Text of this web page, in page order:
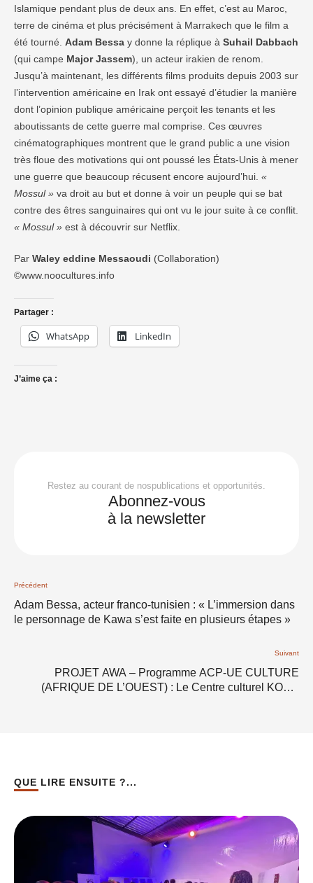
Islamique pendant plus de deux ans. En effet, c’est au Maroc,
terre de cinéma et plus précisément à Marrakech que le film a
été tourné. Adam Bessa y donne la réplique à Suhail Dabbach
(qui campe Major Jassem), un acteur irakien de renom.
Jusqu’à maintenant, les différents films produits depuis 2003 sur
l’intervention américaine en Irak ont essayé d’étudier la manière
dont l’opinion publique américaine perçoit les tenants et les
aboutissants de cette guerre mal comprise. Ces œuvres
cinématographiques montrent que le grand public a une vision
très floue des motivations qui ont poussé les États-Unis à mener
une guerre que beaucoup récusent encore aujourd’hui. «
Mossul » va droit au but et donne à voir un peuple qui se bat
contre des êtres sanguinaires qui ont vu le jour suite à ce conflit.
« Mossul » est à découvrir sur Netflix.
Par Waley eddine Messaoudi (Collaboration)
©www.noocultures.info
Partager :
WhatsApp LinkedIn
J’aime ça :
Restez au courant de nospublications et opportunités.
Abonnez-vous
à la newsletter
Précédent
Adam Bessa, acteur franco-tunisien : « L’immersion dans
le personnage de Kawa s’est faite en plusieurs étapes »
Suivant
PROJET AWA – Programme ACP-UE CULTURE
(AFRIQUE DE L’OUEST) : Le Centre culturel KORE
QUE LIRE ENSUITE ?...